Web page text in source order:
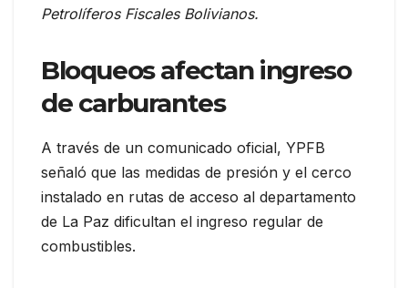
Petrolíferos Fiscales Bolivianos.
Bloqueos afectan ingreso
de carburantes
A través de un comunicado oficial, YPFB
señaló que las medidas de presión y el cerco
instalado en rutas de acceso al departamento
de La Paz dificultan el ingreso regular de
combustibles.